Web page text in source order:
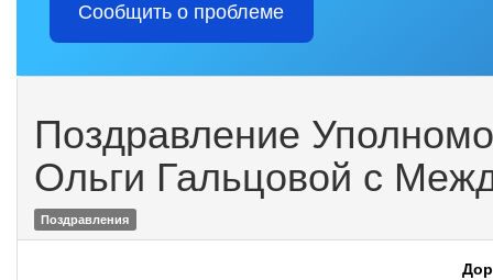
Сообщить о проблеме
Поздравление
Ольги Гальцовой с
Поздравления